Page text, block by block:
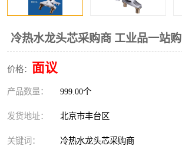
冷热水龙头芯采购商 工业品一站购
价格： 面议
产品数量： 999.00个
发货地址： 北京市丰台区
关键词： 冷热水龙头芯采购商